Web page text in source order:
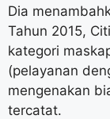
Dia
Tahun 2015,
kategori
(pelayanan
mengenakan
tercatat.